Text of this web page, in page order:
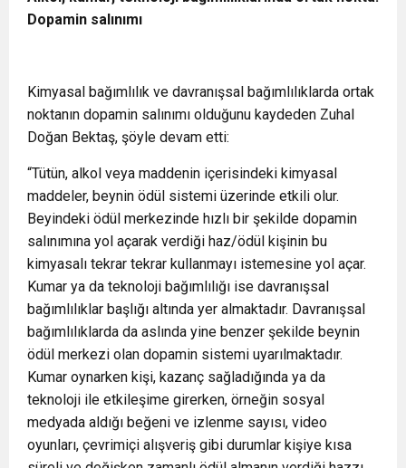
Dopamin salınımı
Kimyasal bağımlılık ve davranışsal bağımlılıklarda ortak
noktanın dopamin salınımı olduğunu kaydeden Zuhal
Doğan Bektaş, şöyle devam etti:
“Tütün, alkol veya maddenin içerisindeki kimyasal
maddeler, beynin ödül sistemi üzerinde etkili olur.
Beyindeki ödül merkezinde hızlı bir şekilde dopamin
salınımına yol açarak verdiği haz/ödül kişinin bu
kimyasalı tekrar tekrar kullanmayı istemesine yol açar.
Kumar ya da teknoloji bağımlılığı ise davranışsal
bağımlılıklar başlığı altında yer almaktadır. Davranışsal
bağımlılıklarda da aslında yine benzer şekilde beynin
ödül merkezi olan dopamin sistemi uyarılmaktadır.
Kumar oynarken kişi, kazanç sağladığında ya da
teknoloji ile etkileşime girerken, örneğin sosyal
medyada aldığı beğeni ve izlenme sayısı, video
oyunları, çevrimiçi alışveriş gibi durumlar kişiye kısa